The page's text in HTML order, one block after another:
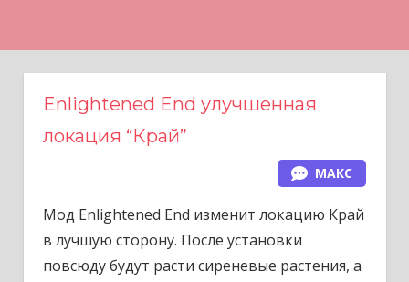
Enlightened End улучшенная
локация “Край”
МАКС
Мод Enlightened End изменит локацию Край
в лучшую сторону. После установки
повсюду будут расти сиреневые растения, а